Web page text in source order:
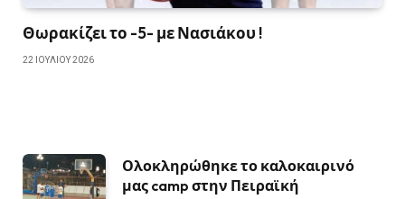
Θωρακίζει το -5- με Νασιάκου !
22 ΙΟΥΛΊΟΥ 2026
Ολοκληρώθηκε το καλοκαιρινό
μας camp στην Πειραϊκή